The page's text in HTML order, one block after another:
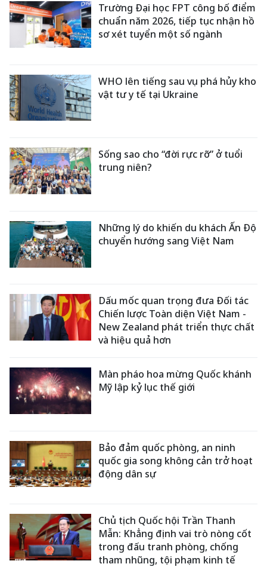
Trường Đại học FPT công bố điểm
chuẩn năm 2026, tiếp tục nhận hồ
sơ xét tuyển một số ngành
WHO lên tiếng sau vụ phá hủy kho
vật tư y tế tại Ukraine
Sống sao cho “đời rực rỡ” ở tuổi
trung niên?
Những lý do khiến du khách Ấn Độ
chuyển hướng sang Việt Nam
Dấu mốc quan trọng đưa Đối tác
Chiến lược Toàn diện Việt Nam -
New Zealand phát triển thực chất
và hiệu quả hơn
Màn pháo hoa mừng Quốc khánh
Mỹ lập kỷ lục thế giới
Bảo đảm quốc phòng, an ninh
quốc gia song không cản trở hoạt
động dân sự
Chủ tịch Quốc hội Trần Thanh
Mẫn: Khẳng định vai trò nòng cốt
trong đấu tranh phòng, chống
tham nhũng, tội phạm kinh tế